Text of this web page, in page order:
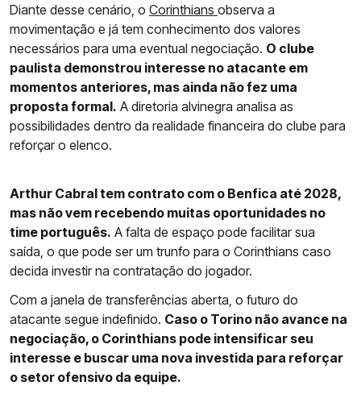
Diante desse cenário, o Corinthians observa a
movimentação e já tem conhecimento dos valores
necessários para uma eventual negociação. O clube
paulista demonstrou interesse no atacante em
momentos anteriores, mas ainda não fez uma
proposta formal. A diretoria alvinegra analisa as
possibilidades dentro da realidade financeira do clube para
reforçar o elenco.
Arthur Cabral tem contrato com o Benfica até 2028,
mas não vem recebendo muitas oportunidades no
time português. A falta de espaço pode facilitar sua
saída, o que pode ser um trunfo para o Corinthians caso
decida investir na contratação do jogador.
Com a janela de transferências aberta, o futuro do
atacante segue indefinido. Caso o Torino não avance na
negociação, o Corinthians pode intensificar seu
interesse e buscar uma nova investida para reforçar
o setor ofensivo da equipe.